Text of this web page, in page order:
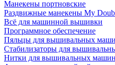
Манекены портновские
Раздвижные манекены My
Всё для машинной вышивки
Программное обеспечение
Пяльцы для вышивальных
Стабилизаторы для
Нитки для вышивальных машин